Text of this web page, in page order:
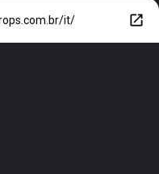
it/